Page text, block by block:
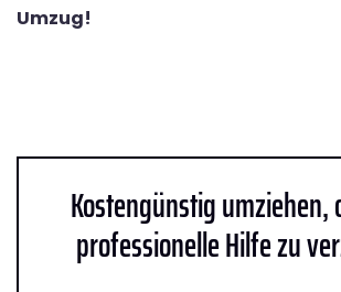
Umzug!
Kostengünstig umziehen,
professionelle Hilfe zu